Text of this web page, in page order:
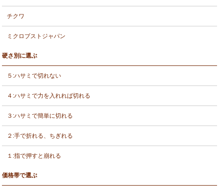
チクワ
ミクロブストジャパン
硬さ別に選ぶ
５:ハサミで切れない
４:ハサミで力を入れれば切れる
３:ハサミで簡単に切れる
２:手で折れる、ちぎれる
１:指で押すと崩れる
価格帯で選ぶ